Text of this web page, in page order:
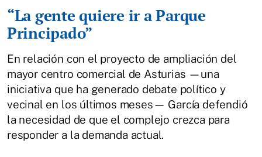
“La gente quiere ir a Parque
Principado”
En relación con el proyecto de ampliación del
mayor centro comercial de Asturias —una
iniciativa que ha generado debate político y
vecinal en los últimos meses— García defendió
la necesidad de que el complejo crezca para
responder a la demanda actual.